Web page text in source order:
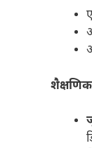
शैक्षणिक